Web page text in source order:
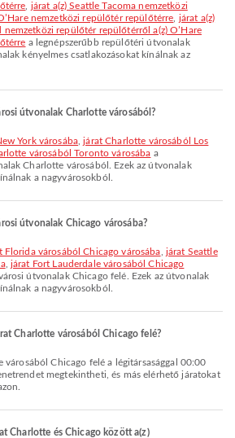
járat a(z) Seattle Tacoma nemzetközi
nemzetközi repülőtér repülőtérre járat a(z)
repülőtér repülőtérről a(z) O’Hare
a legnépszerűbb repülőtéri útvonalak
kényelmes csatlakozásokat kínálnak az
útvonalak Charlotte városából?
York városába ,járat Charlotte városából Los
városából Toronto városába a
Charlotte városából. Ezek az útvonalak
a nagyvárosokból.
útvonalak Chicago városába?
Florida városából Chicago városába járat Seattle
, járat Fort Lauderdale városából Chicago
útvonalak Chicago felé. Ezek az útvonalak
a nagyvárosokból.
Charlotte városából Chicago felé?
megtekintheti, és más elérhető járatokat
Charlotte és Chicago között a(z)